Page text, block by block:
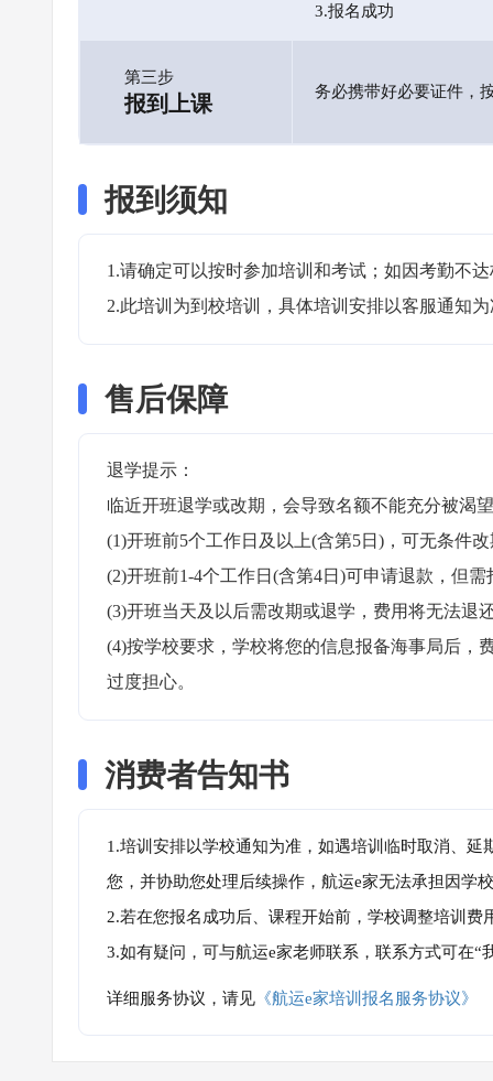
3.报名成功
第三步
报到上课 务必携带好必要证件，
报到须知
1.请确定可以按时参加培训和考试；如因考勤不
2.此培训为到校培训，具体培训安排以客服通知
售后保障
退学提示：
临近开班退学或改期，会导致名额不能充分被渴
(1)开班前5个工作日及以上(含第5日)，可无条件
(2)开班前1-4个工作日(含第4日)可申请退款，但
(3)开班当天及以后需改期或退学，费用将无法退
(4)按学校要求，学校将您的信息报备海事局后，
过度担心。
消费者告知书
1.培训安排以学校通知为准，如遇培训临时取消、
您，并协助您处理后续操作，航运e家无法承担因学
2.若在您报名成功后、课程开始前，学校调整培训
3.如有疑问，可与航运e家老师联系，联系方式可在
详细服务协议，请见 《航运e家培训报名服务协议》